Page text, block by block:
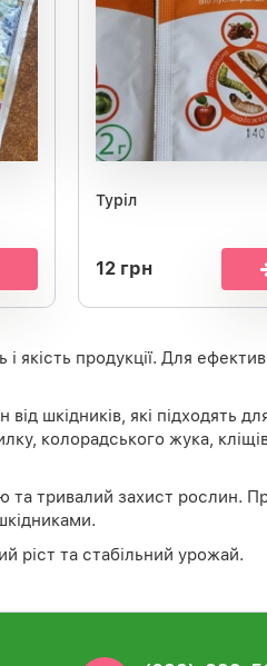
Туріл
12 грн
якість продукції. Для
шкідників, які підходять
колорадського жука,
та тривалий захист рослин.
ріст та стабільний урожай.